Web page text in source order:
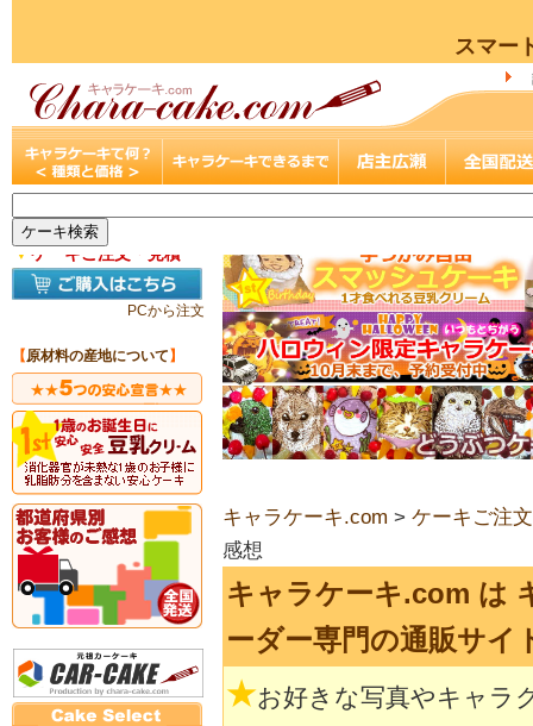
スマー
▼ケーキご注文・見積
PCから注文
【原材料の産地について 】
キャラケーキ.com > ケーキご注
感想
キャラケーキ.com は
ーダー専門の通販サイ
★お好きな写真やキャラ